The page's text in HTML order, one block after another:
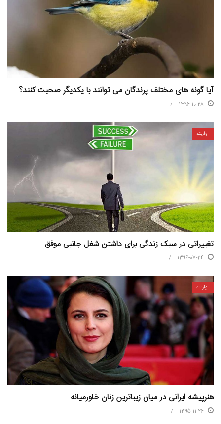
آیا گونه های مختلف پرندگان می توانند با یکدیگر صحبت کنند؟
1396-10-28
واریته
تغییراتی در سبک زندگی برای داشتن شغل جانبی موفق
1396-07-24
واریته
هنرپیشه ایرانی در میان زیباترین زنان خاورمیانه
1395-11-26